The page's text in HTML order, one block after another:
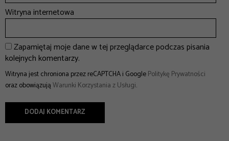
Witryna internetowa
Zapamiętaj moje dane w tej przeglądarce podczas pisania
kolejnych komentarzy.
Witryna jest chroniona przez reCAPTCHA i GooglePolitykę Prywatności
oraz obowiązująWarunki Korzystania z Usługi.